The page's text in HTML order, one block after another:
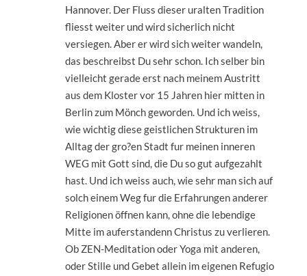
Hannover. Der Fluss dieser uralten Tradition
fliesst weiter und wird sicherlich nicht
versiegen. Aber er wird sich weiter wandeln,
das beschreibst Du sehr schon. Ich selber bin
vielleicht gerade erst nach meinem Austritt
aus dem Kloster vor 15 Jahren hier mitten in
Berlin zum Mönch geworden. Und ich weiss,
wie wichtig diese geistlichen Strukturen im
Alltag der gro?en Stadt fur meinen inneren
WEG mit Gott sind, die Du so gut aufgezahlt
hast. Und ich weiss auch, wie sehr man sich auf
solch einem Weg fur die Erfahrungen anderer
Religionen öffnen kann, ohne die lebendige
Mitte im auferstandenn Christus zu verlieren.
Ob ZEN-Meditation oder Yoga mit anderen,
oder Stille und Gebet allein im eigenen Refugio